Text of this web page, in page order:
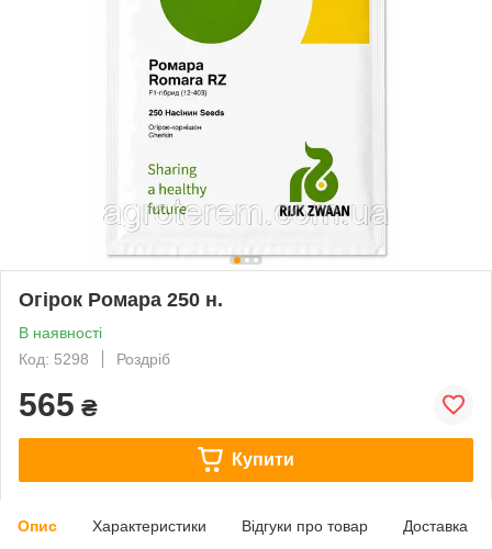
Огірок Ромара 250 н.
В наявності
Код: 5298
Роздріб
565 ₴
Купити
Опис Характеристики Відгуки про товар Доставка